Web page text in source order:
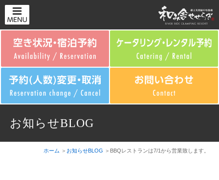
お知らせBLOG
ホーム お知らせBLOG BBQレストランは7/1から営業致します。